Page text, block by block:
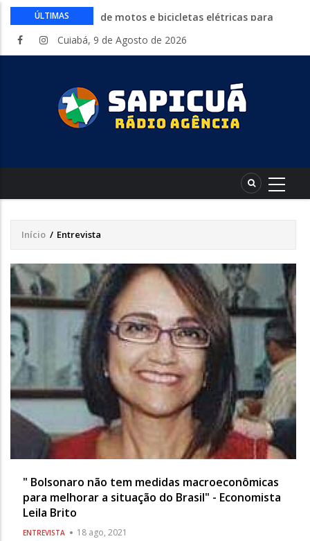
ÚLTIMAS
Circuito Fazenda Rosa estreia na
atividades do agronegócio
sexta-feira
Começa nesta sexta-feira em Cuiabá o
Mato Grosso AgroFestival, com rodeio e
crimes digitais contra menores
CAIXA e iFood facilitam financiamento
entregadores
Cuiabá, 9 de Agosto de 2026
Trilha
de
navegação
Início / Entrevista
" Bolsonaro não tem medidas macroeconômicas
para melhorar a situação do Brasil" - Economista
Leila Brito
ENTREVISTA 18 ago, 2021